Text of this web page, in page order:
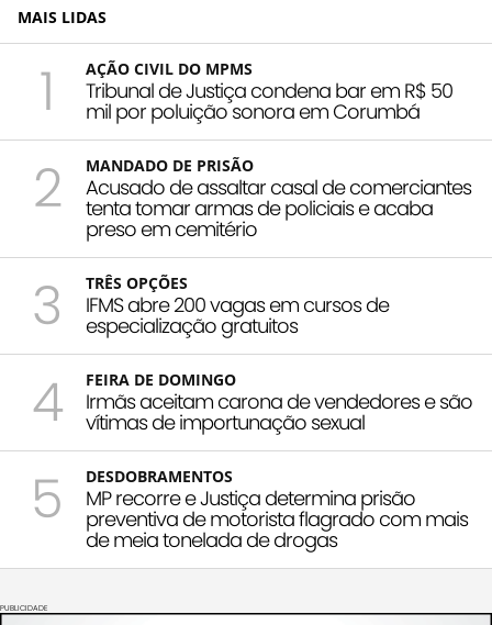
MAIS LIDAS
1 AÇÃO CIVIL DO MPMS
Tribunal de Justiça condena bar em R$ 50
mil por poluição sonora em Corumbá
2 MANDADO DE PRISÃO
Acusado de assaltar casal de comerciantes
tenta tomar armas de policiais e acaba
preso em cemitério
3 TRÊS OPÇÕES
IFMS abre 200 vagas em cursos de
especialização gratuitos
4 FEIRA DE DOMINGO
Irmãs aceitam carona de vendedores e são
vítimas de importunação sexual
5 DESDOBRAMENTOS
MP recorre e Justiça determina prisão
preventiva de motorista flagrado com mais
de meia tonelada de drogas
PUBLICIDADE